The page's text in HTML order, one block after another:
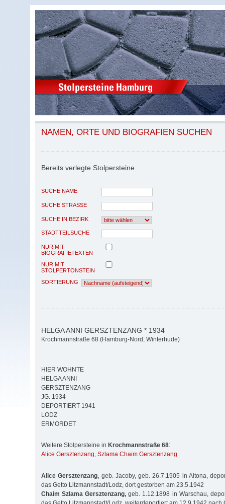
NAMEN, ORTE UND BIOGRAFIEN SUCHEN
Bereits verlegte Stolpersteine
SUCHE NAME
SUCHE STRASSE
SUCHE IN BEZIRK
STADTTEILSUCHE
NUR MIT
BIOGRAFIETEXTEN
NUR MIT
STOLPERTONSTEIN
SORTIERUNG
HELGA ANNI GERSZTENZANG * 1934
Krochmannstraße 68 (Hamburg-Nord, Winterhude)
HIER WOHNTE
HELGA ANNI
GERSZTENZANG
JG. 1934
DEPORTIERT 1941
LODZ
ERMORDET
Weitere Stolpersteine in Krochmannstraße 68:
Alice Gersztenzang, Szlama Chaim Gersztenzang
Alice Gersztenzang, geb. Jacoby, geb. 26.7.1905 in Altona,
das Getto Litzmannstadt/Lodz, dort gestorben am 23.5.1942
Chaim Szlama Gersztenzang, geb. 1.12.1898 in Warschau,